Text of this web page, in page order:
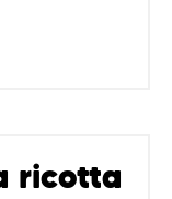
ricotta